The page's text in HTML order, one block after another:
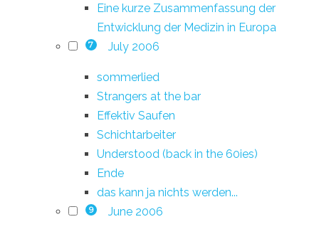
Eine kurze Zusammenfassung der
Entwicklung der Medizin in Europa
7 July 2006
sommerlied
Strangers at the bar
Effektiv Saufen
Schichtarbeiter
Understood (back in the 60ies)
Ende
das kann ja nichts werden...
9 June 2006